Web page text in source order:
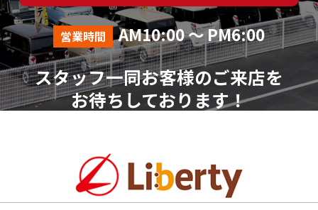
7．その他
本人が容易に認識できない方法による個人情報の取
得は行っておりません。
個人情報に関する相談窓口
（平日AM10:00～PM18:00 ※土、日、祝、年末年始を
営業時間 AM10:00 ～ PM6:00
スタッフ一同お客様のご来店を
お待ちしております！